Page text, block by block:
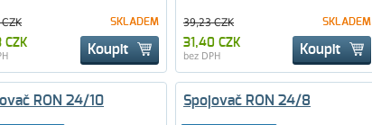
Koupit
SKLADEM
CZK Koupit
SKLADEM
39,23 CZK
31,40 CZK
bez DPH
RON 24/10 Spojovač RON 24/8